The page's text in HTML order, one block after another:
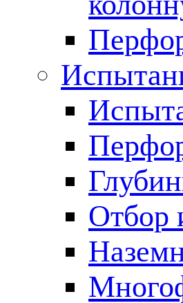
Отбор